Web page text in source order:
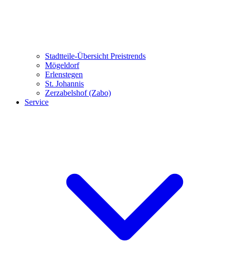
Stadtteile-Übersicht Preistrends
Mögeldorf
Erlenstegen
St. Johannis
Zerzabelshof (Zabo)
Service